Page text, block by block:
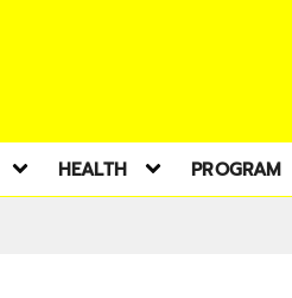
HEALTH PROGRAM